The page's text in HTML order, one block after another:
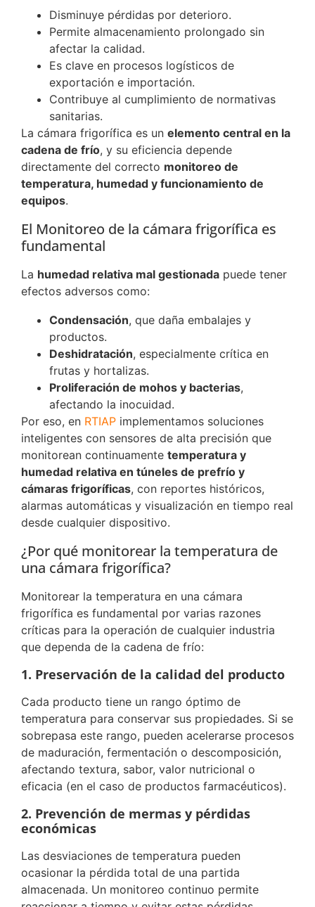
Disminuye pérdidas por deterioro.
Permite almacenamiento prolongado sin
afectar la calidad.
Es clave en procesos logísticos de
exportación e importación.
Contribuye al cumplimiento de normativas
sanitarias.
La cámara frigorífica es un elemento central en la
cadena de frío, y su eficiencia depende
directamente del correcto monitoreo de
temperatura, humedad y funcionamiento de
equipos.
El Monitoreo de la cámara frigorífica es
fundamental
La humedad relativa mal gestionada puede tener
efectos adversos como:
Condensación, que daña embalajes y
productos.
Deshidratación, especialmente crítica en
frutas y hortalizas.
Proliferación de mohos y bacterias,
afectando la inocuidad.
Por eso, en RTIAP implementamos soluciones
inteligentes con sensores de alta precisión que
monitorean continuamente temperatura y
humedad relativa en túneles de prefrío y
cámaras frigoríficas, con reportes históricos,
alarmas automáticas y visualización en tiempo real
desde cualquier dispositivo.
¿Por qué monitorear la temperatura de
una cámara frigorífica?
Monitorear la temperatura en una cámara
frigorífica es fundamental por varias razones
críticas para la operación de cualquier industria
que dependa de la cadena de frío:
1. Preservación de la calidad del producto
Cada producto tiene un rango óptimo de
temperatura para conservar sus propiedades. Si se
sobrepasa este rango, pueden acelerarse procesos
de maduración, fermentación o descomposición,
afectando textura, sabor, valor nutricional o
eficacia (en el caso de productos farmacéuticos).
2. Prevención de mermas y pérdidas
económicas
Las desviaciones de temperatura pueden
ocasionar la pérdida total de una partida
almacenada. Un monitoreo continuo permite